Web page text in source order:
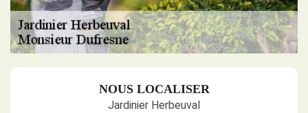
NOUS LOCALISER
Jardinier Herbeuval